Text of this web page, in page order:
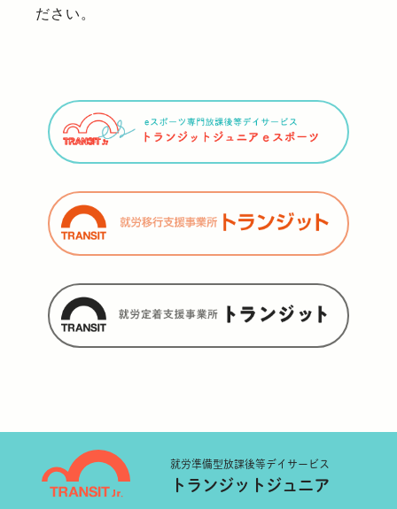
ださい。
就労準備型放課後等デイサービス
トランジットジュニア